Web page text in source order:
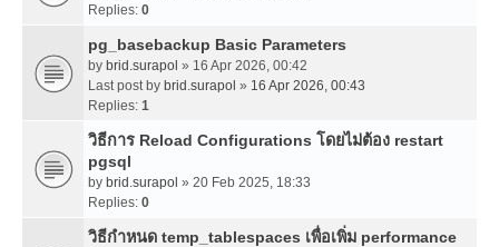
Replies: 0
pg_basebackup Basic Parameters
by brid.surapol » 16 Apr 2026, 00:42
Last post by brid.surapol » 16 Apr 2026, 00:43
Replies: 1
วิธีการ Reload Configurations โดยไม่ต้อง restart
pgsql
by brid.surapol » 20 Feb 2025, 18:33
Replies: 0
วิธีกำหนด temp_tablespaces เพื่อเพิ่ม performance